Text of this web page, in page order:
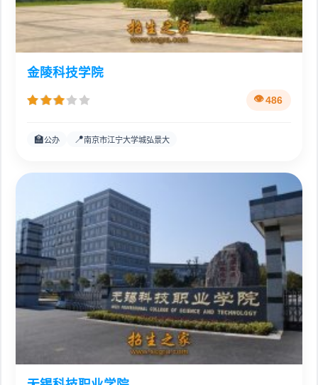
金陵科技学院
486
🏫公办 📍南京市江宁大学城弘景大